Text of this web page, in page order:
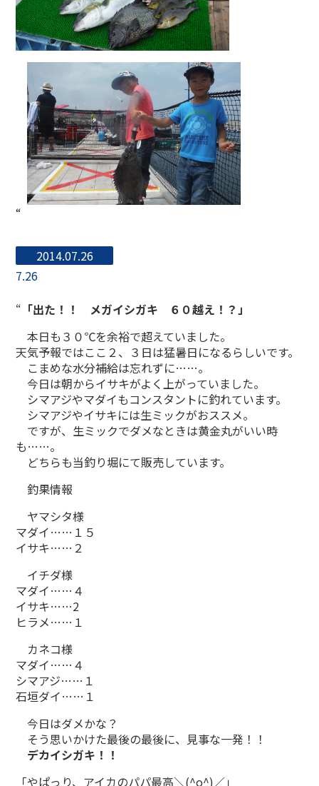
“
2014.07.26
7.26
“ 「出た！！ メガイシガキ ６０越え！？」
本日も３０℃を余裕で超えていました。
天気予報ではここ２、３日は猛暑日になるらしいです。
こまめな水分補給は忘れずに……。
今日は朝からイサキがよく上がっていました。
シマアジやマダイもコンスタントに釣れています。
シマアジやイサキには生ミックがおススメ。
ですが、生ミックでダメなときは黄金丸がいい時
も……。
どちらも当釣り堀にて販売しています。
釣果情報
ヤマシタ様
マダイ……１５
イサキ……２
イチダ様
マダイ……４
イサキ……2
ヒラメ……１
カネコ様
マダイ……４
シマアジ……１
石垣ダイ……１
今日はダメかな？
そう思いかけた最後の最後に、見事な一発！！
デカイシガキ！！
「やぱっり、アイカのパパ最高＼(^o^)／」